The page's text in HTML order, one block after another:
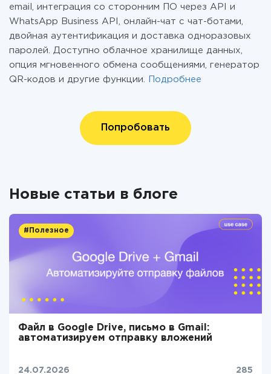
email, интеграция со сторонним ПО через API и
WhatsApp Business API, онлайн-чат с чат-ботами,
двойная аутентификация и доставка одноразовых
паролей. Доступно облачное хранилище данных,
опция мгновенного обмена сообщениями, генератор
QR-кодов и другие функции.
Подробнее
Попробовать
Новые статьи в блоге
#Полезное
Файл в Google Drive, письмо в Gmail:
автоматизируем отправку вложений
24.07.2026 285